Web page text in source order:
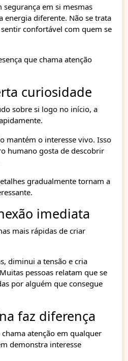
segurança em si mesmas
diferente. Não se trata
confortável com quem se
que chama atenção
curiosidade
sobre si logo no início, a
mantém o interesse vivo. Isso
humano gosta de descobrir
gradualmente tornam a
imediata
mais rápidas de criar
diminui a tensão e cria
pessoas relatam que se
por alguém que consegue
faz diferença
atenção em qualquer
demonstra interesse